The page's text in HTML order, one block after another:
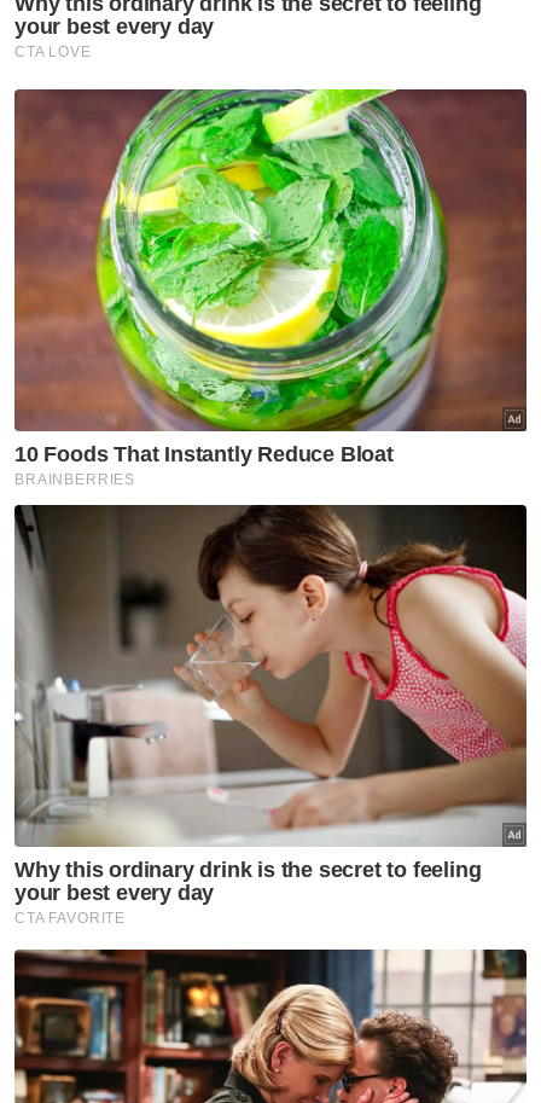
Artikel Disyorkan
Perak
Lelaki ditahan bersama dadah
hampir RM30,000
Selangor KL
Empat dekad menjinak ikan
Terengganu
Kerosakan terumbu karang
panggil pengusaha bot, resort
Perak
PMG Healthcare Group cipta
rekod MBOR, latih 14,813
pelajar kuasai CPR